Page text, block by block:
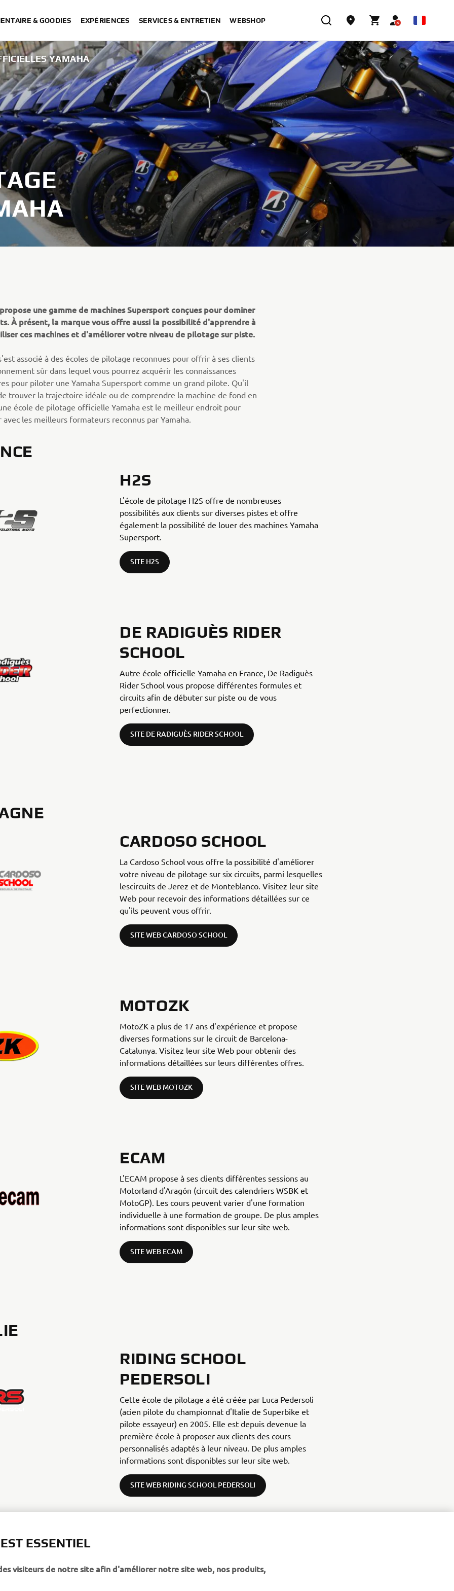
& GOODIES EXPÉRIENCES SERVICES & ENTRETIEN WEBSHOP
YAMAHA
une gamme de machines Supersport conçues pour dominer
À présent, la marque vous offre aussi la possibilité d'apprendre à
ces machines et d'améliorer votre niveau de pilotage sur piste.
associé à des écoles de pilotage reconnues pour offrir à ses clients
sûr dans lequel vous pourrez acquérir les connaissances
pour piloter une Yamaha Supersport comme un grand pilote. Qu'il
trouver la trajectoire idéale ou de comprendre la machine de fond en
école de pilotage officielle Yamaha est le meilleur endroit pour
avec les meilleurs formateurs reconnus par Yamaha.
H2S
L'école de pilotage H2S offre de nombreuses
possibilités aux clients sur diverses pistes et offre
également la possibilité de louer des machines Yamaha
Supersport.
SITE H2S
DE RADIGUÈS RIDER
SCHOOL
Autre école officielle Yamaha en France, De Radiguès
Rider School vous propose différentes formules et
circuits afin de débuter sur piste ou de vous
perfectionner.
SITE DE RADIGUÈS RIDER SCHOOL
CARDOSO SCHOOL
La Cardoso School vous offre la possibilité d'améliorer
votre niveau de pilotage sur six circuits, parmi lesquelles
lescircuits de Jerez et de Monteblanco. Visitez leur site
Web pour recevoir des informations détaillées sur ce
qu'ils peuvent vous offrir.
SITE WEB CARDOSO SCHOOL
MOTOZK
MotoZK a plus de 17 ans d'expérience et propose
diverses formations sur le circuit de Barcelona-
Catalunya. Visitez leur site Web pour obtenir des
informations détaillées sur leurs différentes offres.
SITE WEB MOTOZK
ECAM
L'ECAM propose à ses clients différentes sessions au
Motorland d'Aragón (circuit des calendriers WSBK et
MotoGP). Les cours peuvent varier d'une formation
individuelle à une formation de groupe. De plus amples
informations sont disponibles sur leur site web.
SITE WEB ECAM
RIDING SCHOOL
PEDERSOLI
Cette école de pilotage a été créée par Luca Pedersoli
(acien pilote du championnat d'Italie de Superbike et
pilote essayeur) en 2005. Elle est depuis devenue la
première école à proposer aux clients des cours
personnalisés adaptés à leur niveau. De plus amples
informations sont disponibles sur leur site web.
SITE WEB RIDING SCHOOL PEDERSOLI
PLUS YAMAHA SUPPORT NEWSLETTER
ESSENTIEL
visiteurs de notre site afin d'améliorer notre site web, nos produits,